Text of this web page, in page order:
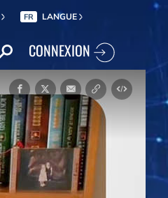
FR LANGUE
CONNEXION